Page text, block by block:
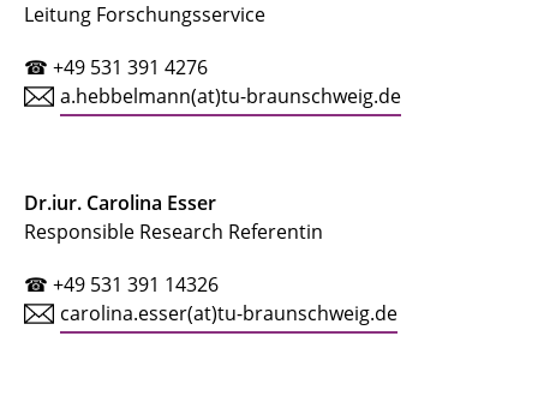
Leitung Forschungsservice
☎ +49 531 391 4276
a.hebbelmann(at)tu-braunschweig.de
Dr.iur. Carolina Esser
Responsible Research Referentin
☎ +49 531 391 14326
carolina.esser(at)tu-braunschweig.de